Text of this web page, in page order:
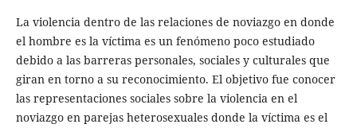
La violencia dentro de las relaciones de noviazgo en donde
el hombre es la víctima es un fenómeno poco estudiado
debido a las barreras personales, sociales y culturales que
giran en torno a su reconocimiento. El objetivo fue conocer
las representaciones sociales sobre la violencia en el
noviazgo en parejas heterosexuales donde la víctima es el